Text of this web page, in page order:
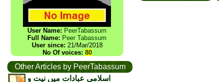
User Name: PeerTabassum
Full Name: Peer Tabassum
User since: 21/Mar/2018
No Of voices: 80
Other Articles by PeerTabassum
اسلامی عبادات میں نیت و